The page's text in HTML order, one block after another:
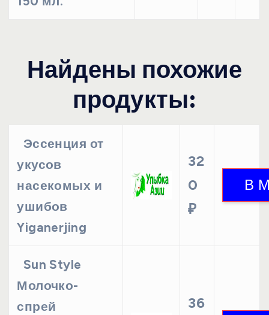
Найдены похожие
продукты:
Эссенция от
укусов
насекомых и
ушибов
Yiganerjing
32
0
₽
Sun Style
Молочко-
спрей
36